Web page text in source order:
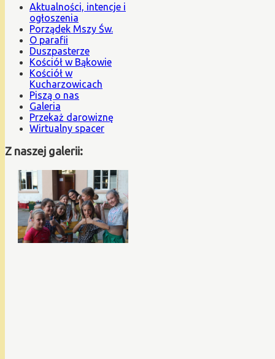
Aktualności, intencje i
ogłoszenia
Porządek Mszy Św.
O parafii
Duszpasterze
Kościół w Bąkowie
Kościół w
Kucharzowicach
Piszą o nas
Galeria
Przekaż darowiznę
Wirtualny spacer
Z naszej galerii: